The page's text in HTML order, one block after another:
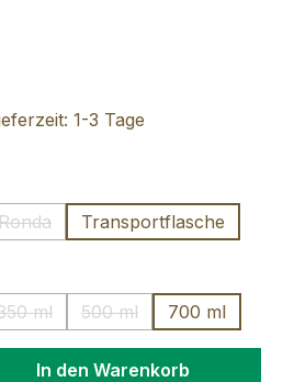
von 5 von 5 Sternen
1-3 Tage
nicht verfügbar.)
ist zurzeit nicht verfügbar.)
(Diese Option ist zurzeit nicht
Transportflasche
nicht verfügbar.)
ist zurzeit nicht verfügbar.)
ml
(Diese Option ist zurzeit nicht
500 ml
(Diese Option ist
700 ml
Gib den
In den Warenkorb